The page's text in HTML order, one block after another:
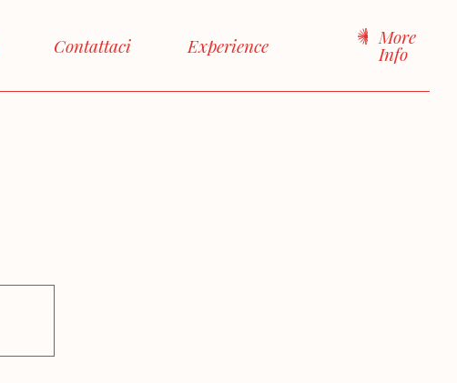
Contattaci Experience More
Info